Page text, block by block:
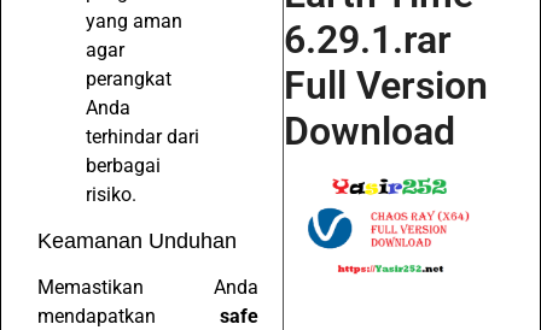
yang aman
agar
perangkat
Anda
terhindar dari
berbagai
risiko.
Keamanan Unduhan
Memastikan Anda
mendapatkan safe
6.29.1.rar
Full Version
Download